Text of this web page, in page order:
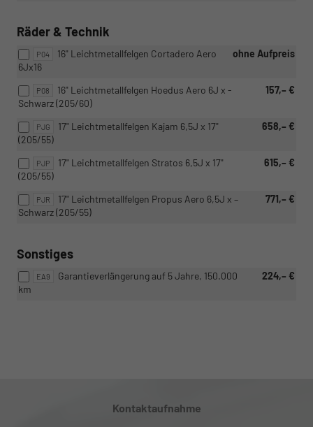
Räder & Technik
P04 ohne Aufpreis
16" Leichtmetallfelgen Cortadero Aero
6Jx16
P08 157,– €
16" Leichtmetallfelgen Hoedus Aero 6J x -
Schwarz (205/60)
PJG 658,– €
17" Leichtmetallfelgen Kajam 6,5J x 17"
(205/55)
PJP 615,– €
17" Leichtmetallfelgen Stratos 6,5J x 17"
(205/55)
PJR 771,– €
17" Leichtmetallfelgen Propus Aero 6,5J x –
Schwarz (205/55)
Sonstiges
EA9 224,– €
Garantieverlängerung auf 5 Jahre, 150.000
km
Kontaktaufnahme